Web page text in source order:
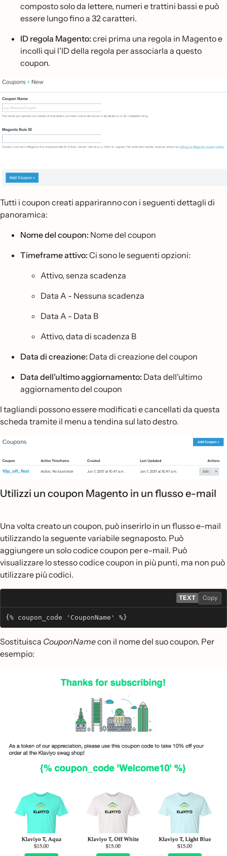
composto solo da lettere, numeri e trattini bassi e può
essere lungo fino a 32 caratteri.
ID regola Magento:crei prima una regola in Magento e
incolli qui l'ID della regola per associarla a questo
coupon.
Tutti i coupon creati appariranno con i seguenti dettagli di
panoramica:
Nome del coupon: Nome del coupon
Timeframe attivo:Ci sono le seguenti opzioni:
Attivo, senza scadenza
Data A - Nessuna scadenza
Data A - Data B
Attivo, data di scadenza B
Data di creazione: Data di creazione del coupon
Data dell'ultimo aggiornamento: Data dell'ultimo
aggiornamento del coupon
I tagliandi possono essere modificati e cancellati da questa
scheda tramite il menu a tendina sul lato destro.
Utilizzi un coupon Magento in un flusso e-mail
Una volta creato un coupon, può inserirlo in un flusso e-mail
utilizzando la seguente variabile segnaposto. Può
aggiungere un solo codice coupon per e-mail. Può
visualizzare lo stesso codice coupon in più punti, ma non può
utilizzare più codici.
TEXT Copy
{% coupon_code 'CouponName' %}
Sostituisca CouponNamecon il nome del suo coupon. Per
esempio: